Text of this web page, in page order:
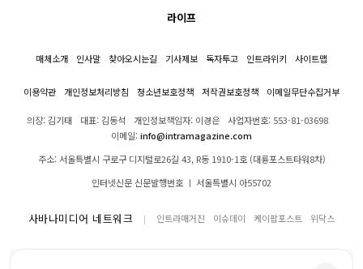
라이프
매체소개 인사말 찾아오시는길 기사제보 독자투고 인트라위키 사이트맵
이용약관 개인정보처리방침 청소년보호정책 저작권보호정책 이메일무단수집거부
의장: 김기태 대표: 김동석 개인정보책임자: 이경은
사업자번호: 553-81-03698
이메일:info@intramagazine.com
주소: 서울특별시 구로구 디지털로26길 43, R동 1910-1호 (대륭포스트타워8차)
인터넷신문 신문발행번호 ㅣ 서울특별시 아55702
사바나미디어 네트워크 인트라매거진 이슈데이 케이팝포스트 위닥스